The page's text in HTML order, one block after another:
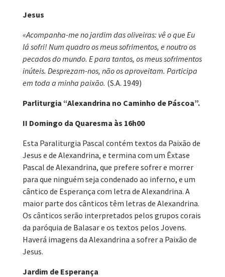
Jesus
«Acompanha-me no jardim das oliveiras: vê o que Eu
lá sofri! Num quadro os meus sofrimentos, e noutro os
pecados do mundo. E para tantos, os meus sofrimentos
inúteis. Desprezam-nos, não os aproveitam. Participa
em toda a minha paixão. (S.A. 1949)
Parliturgia “Alexandrina no Caminho de Páscoa”.
II Domingo da Quaresma às 16h00
Esta Paraliturgia Pascal contém textos da Paixão de
Jesus e de Alexandrina, e termina com um Êxtase
Pascal de Alexandrina, que prefere sofrer e morrer
para que ninguém seja condenado ao inferno, e um
cântico de Esperança com letra de Alexandrina. A
maior parte dos cânticos têm letras de Alexandrina.
Os cânticos serão interpretados pelos grupos corais
da paróquia de Balasar e os textos pelos Jovens.
Haverá imagens da Alexandrina a sofrer a Paixão de
Jesus.
Jardim de Esperança